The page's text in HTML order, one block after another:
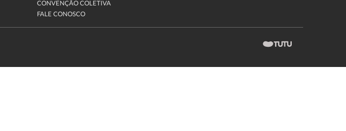
CONVENÇÃO COLETIVA
FALE CONOSCO